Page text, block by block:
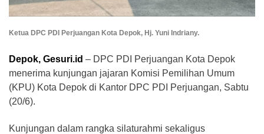
Ketua DPC PDI Perjuangan Kota Depok, Hj. Yuni Indriany.
Depok, Gesuri.id – DPC PDI Perjuangan Kota Depok
menerima kunjungan jajaran Komisi Pemilihan Umum
(KPU) Kota Depok di Kantor DPC PDI Perjuangan, Sabtu
(20/6).
Kunjungan dalam rangka silaturahmi sekaligus